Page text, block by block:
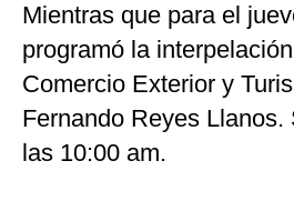
Mientras que para el
programó la
Comercio Exterior y
Fernando Reyes Llanos.
las 10:00 am.